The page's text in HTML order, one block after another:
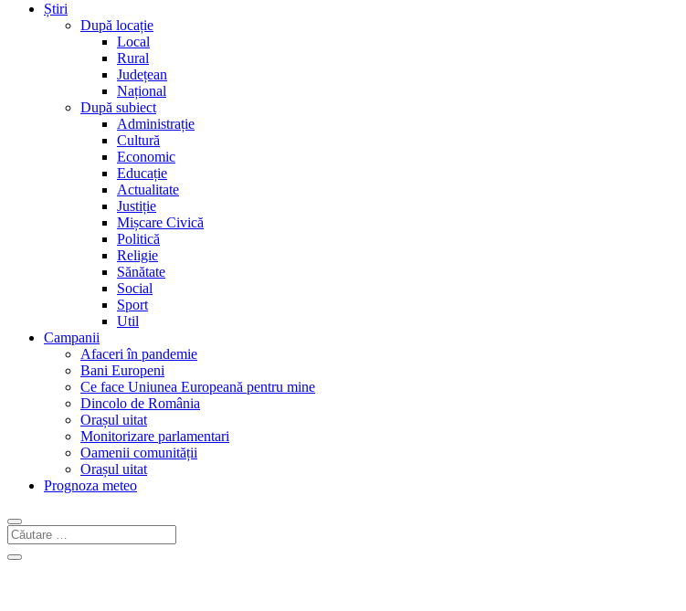
Știri
După locație
Local
Rural
Județean
Național
După subiect
Administrație
Cultură
Economic
Educație
Actualitate
Justiție
Mișcare Civică
Politică
Religie
Sănătate
Social
Sport
Util
Campanii
Afaceri în pandemie
Bani Europeni
Ce face Uniunea Europeană pentru mine
Dincolo de România
Orașul uitat
Monitorizare parlamentari
Oamenii comunității
Orașul uitat
Prognoza meteo